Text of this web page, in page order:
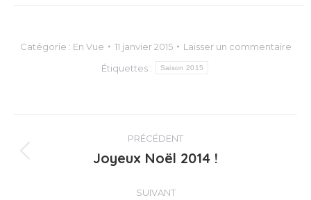
Catégorie : En Vue 11 janvier 2015
Laisser un commentaire
Étiquettes :
Saison 2015
Navigation
article
PRÉCÉDENT
Article
:
Joyeux Noël 2014 !
SUIVANT